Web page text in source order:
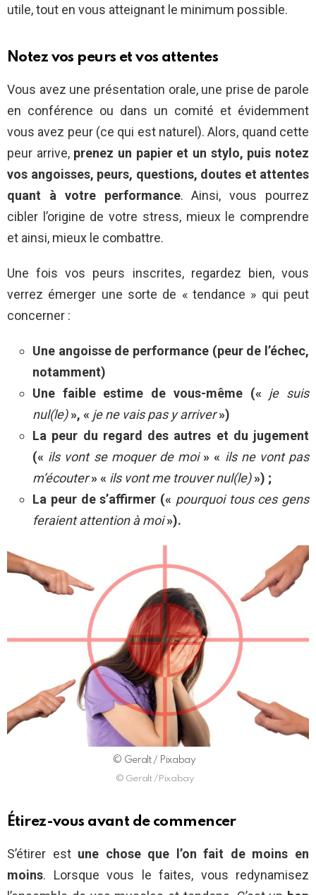
utile, tout en vous atteignant le minimum possible.
Notez vos peurs et vos attentes
Vous avez une présentation orale, une prise de parole
en conférence ou dans un comité et évidemment
vous avez peur (ce qui est naturel). Alors, quand cette
peur arrive, prenez un papier et un stylo, puis notez
vos angoisses, peurs, questions, doutes et attentes
quant à votre performance. Ainsi, vous pourrez
cibler l’origine de votre stress, mieux le comprendre
et ainsi, mieux le combattre.
Une fois vos peurs inscrites, regardez bien, vous
verrez émerger une sorte de « tendance » qui peut
concerner :
Une angoisse de performance (peur de l’échec,
notamment)
Une faible estime de vous-même (« je suis
nul(le)», « je ne vais pas y arriver»)
La peur du regard des autres et du jugement
(« ils vont se moquer de moi» « ils ne vont pas
m’écouter» « ils vont me trouver nul(le)») ;
La peur de s’affirmer (« pourquoi tous ces gens
feraient attention à moi»).
© Geralt / Pixabay
© Geralt /Pixabay
Étirez-vous avant de commencer
S’étirer est une chose que l’on fait de moins en
moins. Lorsque vous le faites, vous redynamisez